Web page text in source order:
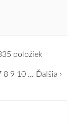
položiek
8 9 10 … Ďalšia ›